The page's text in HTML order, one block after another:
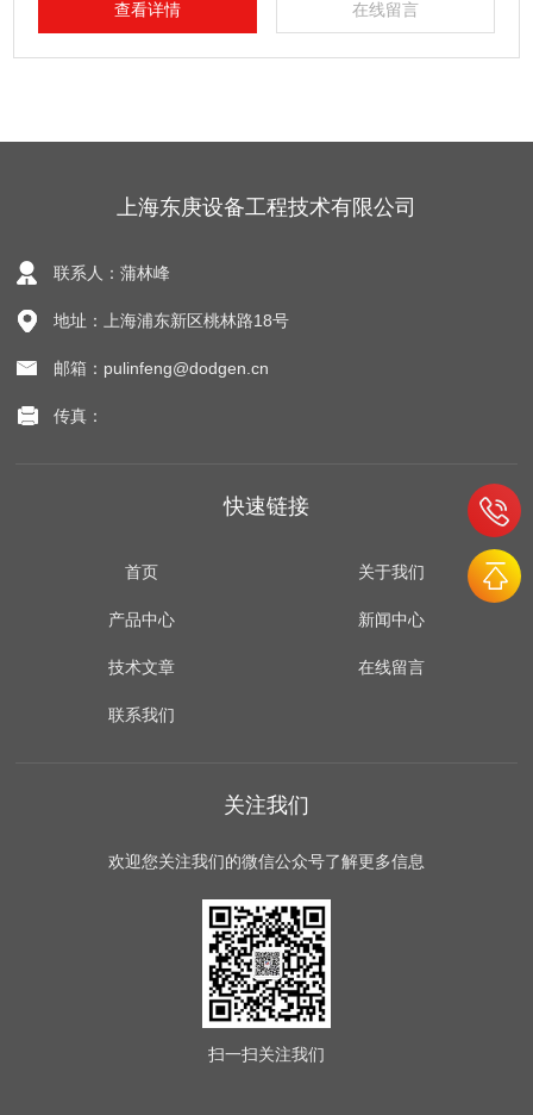
查看详情 在线留言
上海东庚设备工程技术有限公司
联系人：蒲林峰
地址：上海浦东新区桃林路18号
邮箱：pulinfeng@dodgen.cn
传真：
快速链接
首页 关于我们
产品中心 新闻中心
技术文章 在线留言
联系我们
关注我们
欢迎您关注我们的微信公众号了解更多信息
扫一扫关注我们